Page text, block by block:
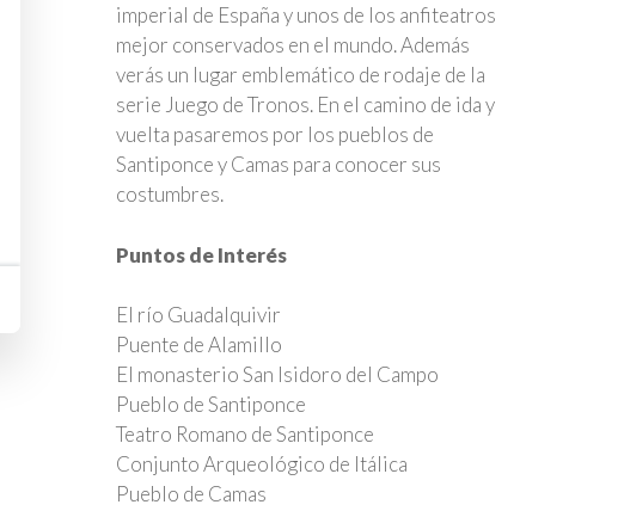
imperial de España y unos de los anfiteatros
mejor conservados en el mundo. Además
verás un lugar emblemático de rodaje de la
serie Juego de Tronos. En el camino de ida y
vuelta pasaremos por los pueblos de
Santiponce y Camas para conocer sus
costumbres.
Puntos de Interés
El río Guadalquivir
Puente de Alamillo
El monasterio San Isidoro del Campo
Pueblo de Santiponce
Teatro Romano de Santiponce
Conjunto Arqueológico de Itálica
Pueblo de Camas